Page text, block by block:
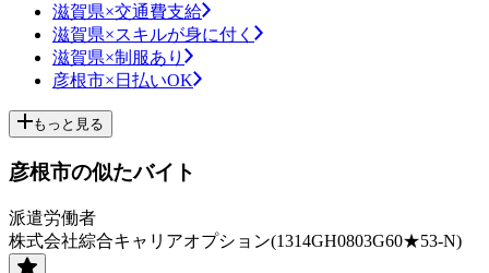
滋賀県×交通費支給
滋賀県×スキルが身に付く
滋賀県×制服あり
彦根市×日払いOK
もっと見る
彦根市の似たバイト
派遣労働者
株式会社綜合キャリアオプション(1314GH0803G60★53-N)